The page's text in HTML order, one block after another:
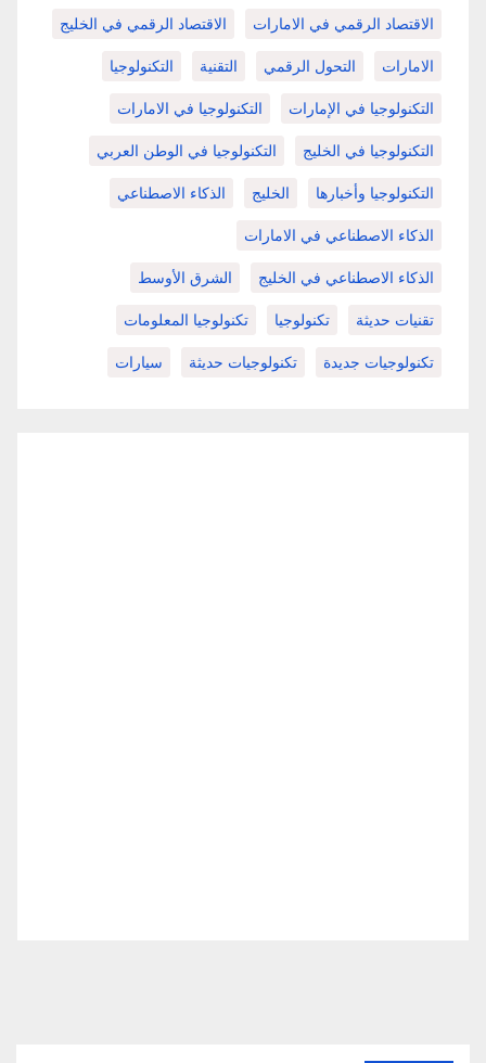
الاقتصاد الرقمي في الامارات الاقتصاد الرقمي في الخليج
الامارات التحول الرقمي التقنية التكنولوجيا
التكنولوجيا في الإمارات التكنولوجيا في الامارات
التكنولوجيا في الخليج التكنولوجيا في الوطن العربي
التكنولوجيا وأخبارها الخليج الذكاء الاصطناعي
الذكاء الاصطناعي في الامارات
الذكاء الاصطناعي في الخليج الشرق الأوسط
تقنيات حديثة تكنولوجيا تكنولوجيا المعلومات
تكنولوجيات جديدة تكنولوجيات حديثة سيارات